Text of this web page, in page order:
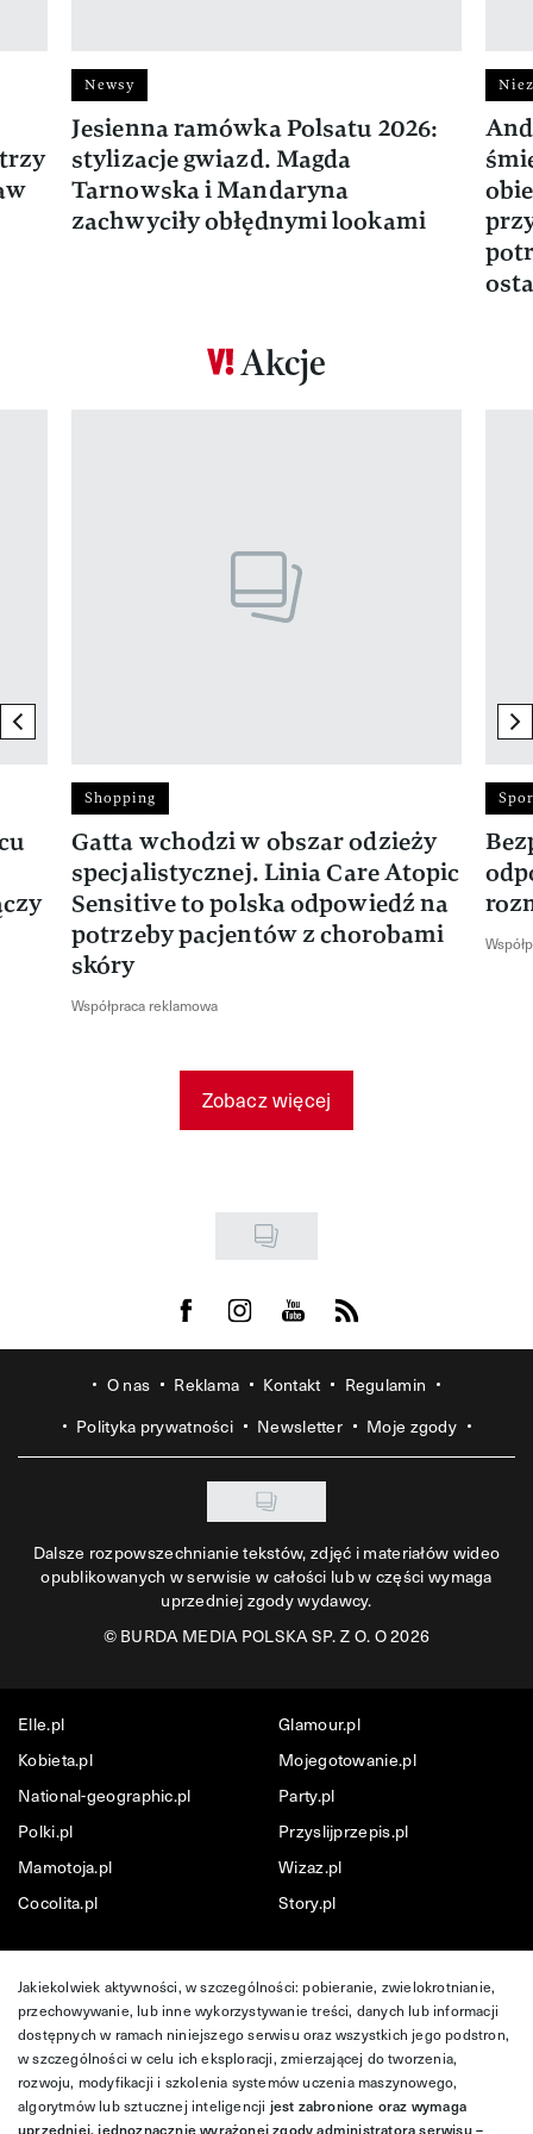
Newsy
Jesienna ramówka Polsatu 2026:
stylizacje gwiazd. Magda
Tarnowska i Mandaryna
zachwyciły obłędnymi lookami
Akcje
previous element
Shopping
Gatta wchodzi w obszar odzieży
specjalistycznej. Linia Care Atopic
Sensitive to polska odpowiedź na
potrzeby pacjentów z chorobami
skóry
Współpraca reklamowa
Zobacz więcej
Visit us on Facebook
Visit us on Instagram
Visit us on Youtube
Visit us on Rss
O nas Reklama Kontakt
Regulamin
Polityka prywatności
Newsletter Moje zgody
Dalsze rozpowszechnianie tekstów, zdjęć i materiałów wideo
opublikowanych w serwisie w całości lub w części wymaga
uprzedniej zgody wydawcy.
©BURDA MEDIA POLSKA SP. Z O. O 2026
Elle.pl
Glamour.pl
Kobieta.pl
Mojegotowanie.pl
National-geographic.pl
Party.pl
Polki.pl
Przyslijprzepis.pl
Mamotoja.pl
Wizaz.pl
Cocolita.pl
Story.pl
Jakiekolwiek aktywności, w szczególności: pobieranie, zwielokrotnianie,
przechowywanie, lub inne wykorzystywanie treści, danych lub informacji
dostępnych w ramach niniejszego serwisu oraz wszystkich jego podstron,
w szczególności w celu ich eksploracji, zmierzającej do tworzenia,
rozwoju, modyfikacji i szkolenia systemów uczenia maszynowego,
algorytmów lub sztucznej inteligencji jest zabronione oraz wymaga
uprzedniej, jednoznacznie wyrażonej zgody administratora serwisu –